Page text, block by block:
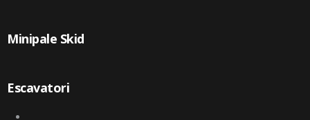
Minipale Skid
Escavatori